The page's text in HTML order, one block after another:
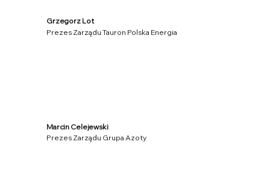
Grzegorz Lot
Prezes Zarządu Tauron Polska Energia
Marcin Celejewski
Prezes Zarządu Grupa Azoty